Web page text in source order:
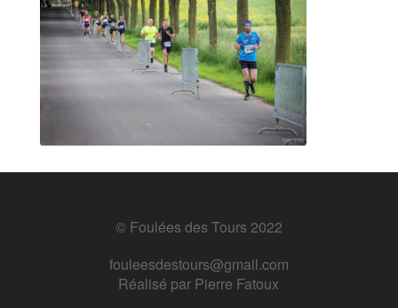
© Foulées des Tours 2022
fouleesdestours@gmail.com
Réalisé par Pierre Fatoux